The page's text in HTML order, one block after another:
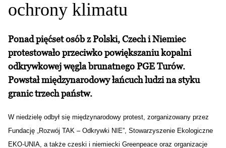
ochrony klimatu
Ponad pięćset osób z Polski, Czech i Niemiec
protestowało przeciwko powiększaniu kopalni
odkrywkowej węgla brunatnego PGE Turów.
Powstał międzynarodowy łańcuch ludzi na styku
granic trzech państw.
W niedzielę odbył się międzynarodowy protest, zorganizowany przez
Fundację „Rozwój TAK – Odkrywki NIE”, Stowarzyszenie Ekologiczne
EKO-UNIA, a także czeski i niemiecki Greenpeace oraz organizacje